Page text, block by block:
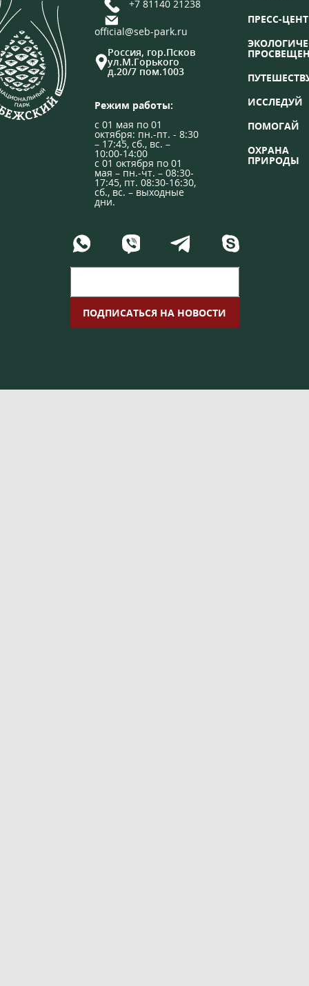
+7 81140 21238
official@seb-park.ru
Россия, гор.Псков
ул.М.Горького
д.20/7 пом.1003
Режим работы:
с 01 мая по 01
октября: пн.-пт. - 8:30
– 17:45, сб., вс. –
10:00-14:00
с 01 октября по 01
мая – пн.-чт. – 08:30-
17:45, пт. 08:30-16:30,
сб., вс. – выходные
дни.
ПРЕСС-
ИССЛЕДУЙ
ПОМОГАЙ
ОХРАНА
ПРИРОДЫ